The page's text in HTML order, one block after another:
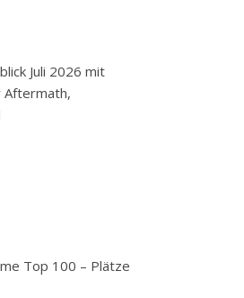
Juli 2026 mit
Aftermath,
Top 100 – Plätze